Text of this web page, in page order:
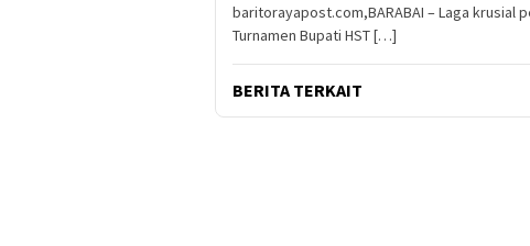
baritorayapost.com,BARABAI – Laga krusial
Turnamen Bupati HST […]
BERITA TERKAIT